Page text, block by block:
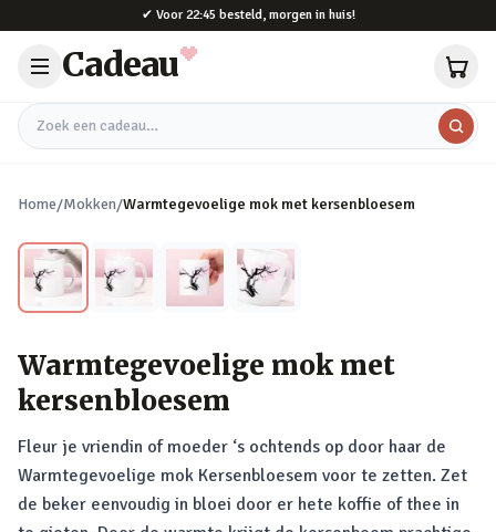
✔ Voor 22:45 besteld, morgen in huis!
Cadeau
Zoek een cadeau
Home/Mokken/Warmtegevoelige mok met kersenbloesem
Warmtegevoelige mok met
kersenbloesem
Fleur je vriendin of moeder ‘s ochtends op door haar de
Warmtegevoelige mok Kersenbloesem voor te zetten. Zet
de beker eenvoudig in bloei door er hete koffie of thee in